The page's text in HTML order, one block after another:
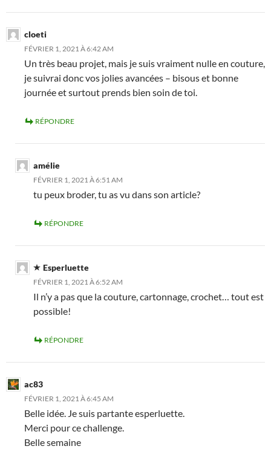
cloeti
FÉVRIER 1, 2021 À 6:42 AM
Un très beau projet, mais je suis vraiment nulle en couture,
je suivrai donc vos jolies avancées – bisous et bonne
journée et surtout prends bien soin de toi.
RÉPONDRE
amélie
FÉVRIER 1, 2021 À 6:51 AM
tu peux broder, tu as vu dans son article?
RÉPONDRE
Esperluette
FÉVRIER 1, 2021 À 6:52 AM
Il n’y a pas que la couture, cartonnage, crochet… tout est
possible!
RÉPONDRE
ac83
FÉVRIER 1, 2021 À 6:45 AM
Belle idée. Je suis partante esperluette.
Merci pour ce challenge.
Belle semaine